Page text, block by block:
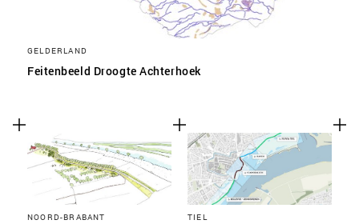
GELDERLAND
Feitenbeeld Droogte Achterhoek
NOORD-BRABANT TIEL